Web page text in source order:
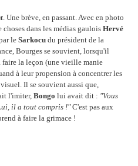
. Une brève, en passant. Avec en photo
dans les médias gauloisHervé
le Sarkocu du président de la
Bourges se souvient, lorsqu'il
faire la leçon (une vieille manie
à leur propension à concentrer les
Il se souvient aussi que,
l'imiter, Bongo lui avait dit : "Vous
il a tout compris !"C'est pas aux
à faire la grimace !